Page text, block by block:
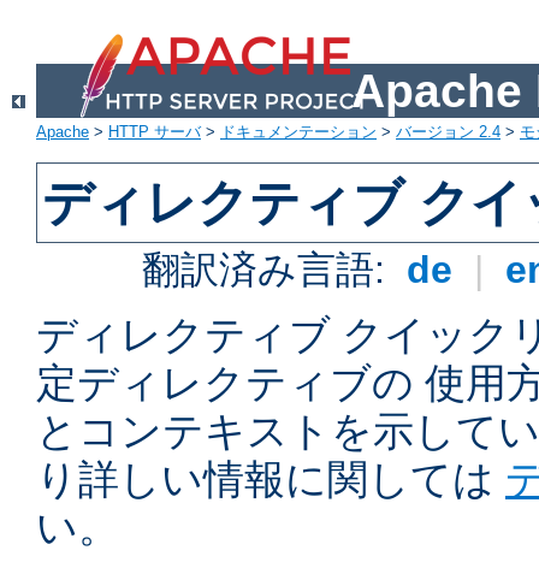
Apache
Apache > HTTP サーバ> ドキュメンテーション > バージョン 2.4 >
ディレクティブ ク
翻訳済み言語: de |
ディレクティブ クイック
定ディレクティブの 使用
とコンテキストを示して
り詳しい情報に関しては
い。